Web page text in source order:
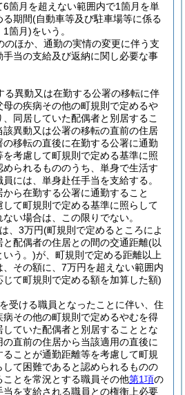
箇月を超えない範囲内で1箇月を単
る期間(自動車等及び駐車場等に係る
1箇月)をいう。
のほか、通勤の実情の変更に伴う支
当の支給及び返納に関し必要な事
る異動又は在勤する公署の移転に伴
の疾病その他の町規則で定めるや
同居していた配偶者と別居するこ
該異動又は公署の移転の直前の住居
移転の直後に在勤する公署に通勤
考慮して町規則で定める基準に照
められるもののうち、単身で生活す
には、単身赴任手当を支給する。
ら在勤する公署に通勤すること
て町規則で定める基準に照らして
い場合は、この限りでない。
、3万円(町規則で定めるところによ
と配偶者の住居との間の交通距離(以
いう。)が、町規則で定める距離以上
その額に、7万円を超えない範囲内
て町規則で定める額を加算した額)
受ける職員となったことに伴い、住
病その他の町規則で定めるやむを得
ていた配偶者と別居することとな
直前の住居から当該適用の直後に
ことが通勤距離等を考慮して町規
て困難であると認められるものの
ことを常況とする職員その他第1項の
を支給される職員との権衡上必要